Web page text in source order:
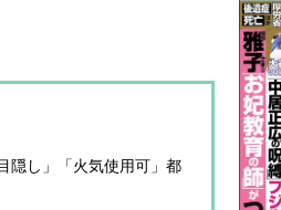
隠し」「火気使用可」都